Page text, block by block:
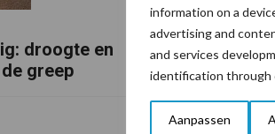
information on a
advertising and
and services
identification through
Aanpassen
droogte en
greep
De
risicofactor